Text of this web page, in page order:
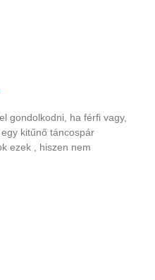
gondolkodni, ha férfi vagy,
kitűnő táncospár
ezek , hiszen nem